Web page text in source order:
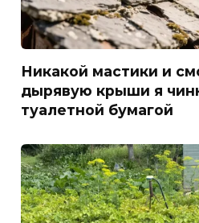
Никакой мастики и
дырявую крыши я
туалетной бумагой